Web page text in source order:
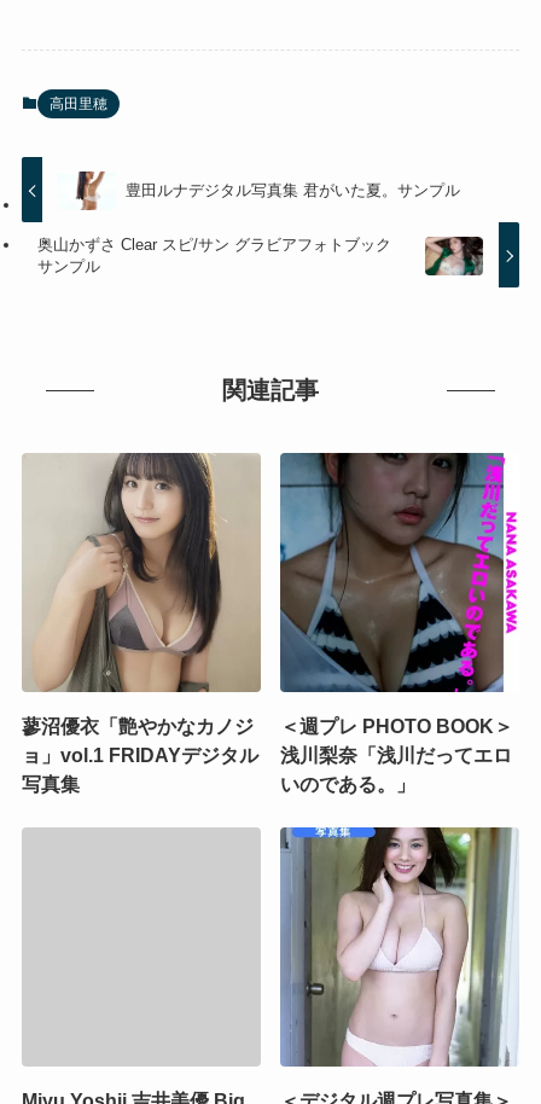
高田里穂
豊田ルナデジタル写真集 君がいた夏。サンプル
奥山かずさ Clear スピ/サン グラビアフォトブック
サンプル
関連記事
蓼沼優衣「艶やかなカノジ
ョ」vol.1 FRIDAYデジタル
写真集
＜週プレ PHOTO BOOK＞
浅川梨奈「浅川だってエロ
いのである。」